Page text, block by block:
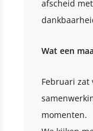
afscheid
Wat een
Februari zat
momenten.